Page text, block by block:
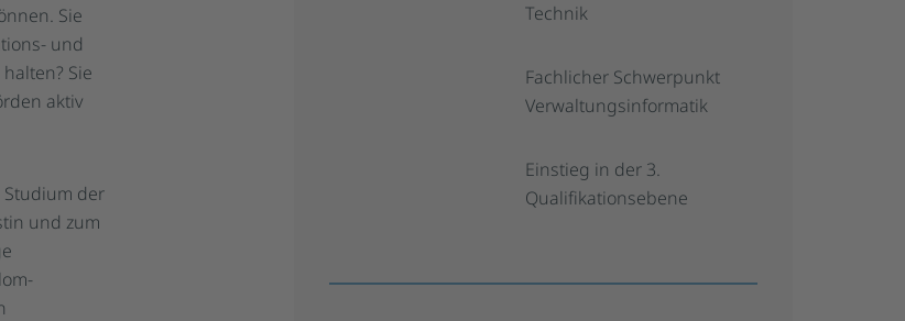
Sie
und
Sie
aktiv
der
und zum
Technik
Fachlicher Schwerpunkt
Verwaltungsinformatik
Einstieg in der 3.
Qualifikationsebene